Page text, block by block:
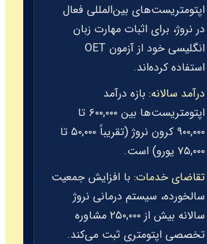
اپتومتریست‌های بین‌المللی فعال
در نروژ، برای اثبات مهارت زبان
انگلیسی خود از آزمون OET
استفاده کرده‌اند.
درآمد سالانه:بازه درآمد
اپتومتریست‌ها بین ۶۰۰,۰۰۰ تا
۹۰۰,۰۰۰ کرون نروژ (تقریباً ۵۰,۰۰۰ تا
۷۵,۰۰۰ یورو) است.
تقاضای خدمات:با افزایش جمعیت
سالخورده، سیستم درمانی نروژ
سالانه بیش از ۲۵۰,۰۰۰ مشاوره
تخصصی اپتومتری ثبت می‌کند.